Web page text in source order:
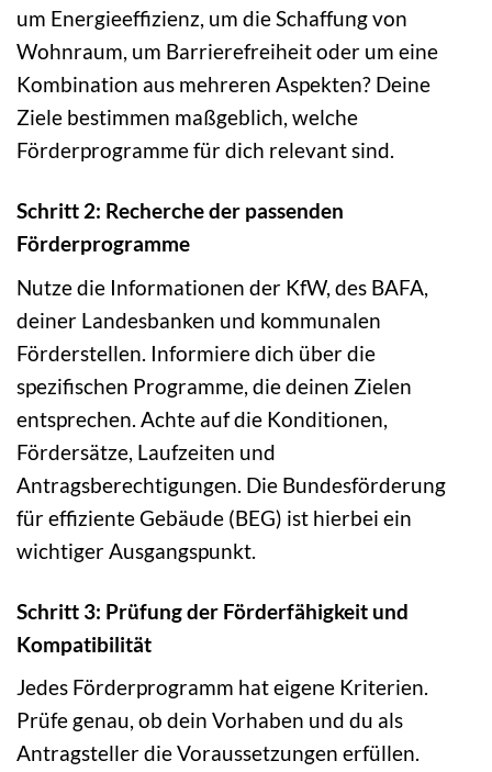
um Energieeffizienz, um die Schaffung von
Wohnraum, um Barrierefreiheit oder um eine
Kombination aus mehreren Aspekten? Deine
Ziele bestimmen maßgeblich, welche
Förderprogramme für dich relevant sind.
Schritt 2: Recherche der passenden
Förderprogramme
Nutze die Informationen der KfW, des BAFA,
deiner Landesbanken und kommunalen
Förderstellen. Informiere dich über die
spezifischen Programme, die deinen Zielen
entsprechen. Achte auf die Konditionen,
Fördersätze, Laufzeiten und
Antragsberechtigungen. Die Bundesförderung
für effiziente Gebäude (BEG) ist hierbei ein
wichtiger Ausgangspunkt.
Schritt 3: Prüfung der Förderfähigkeit und
Kompatibilität
Jedes Förderprogramm hat eigene Kriterien.
Prüfe genau, ob dein Vorhaben und du als
Antragsteller die Voraussetzungen erfüllen.